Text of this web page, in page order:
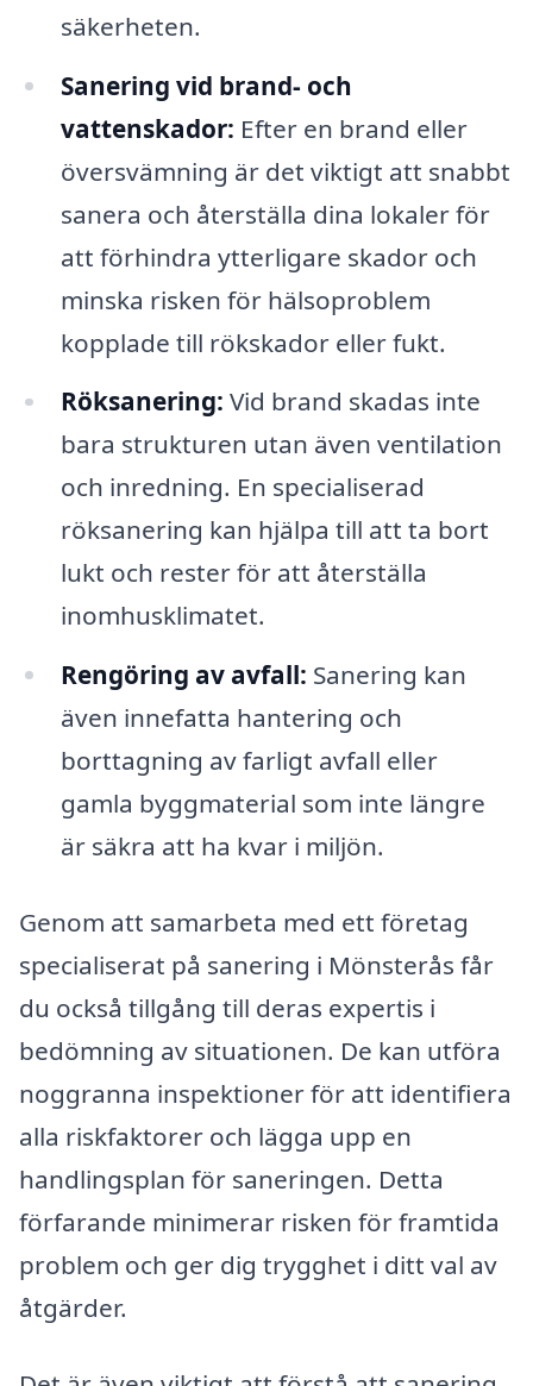
säkerheten.
Sanering vid brand- och
vattenskador: Efter en brand eller
översvämning är det viktigt att snabbt
sanera och återställa dina lokaler för
att förhindra ytterligare skador och
minska risken för hälsoproblem
kopplade till rökskador eller fukt.
Röksanering: Vid brand skadas inte
bara strukturen utan även ventilation
och inredning. En specialiserad
röksanering kan hjälpa till att ta bort
lukt och rester för att återställa
inomhusklimatet.
Rengöring av avfall: Sanering kan
även innefatta hantering och
borttagning av farligt avfall eller
gamla byggmaterial som inte längre
är säkra att ha kvar i miljön.
Genom att samarbeta med ett företag
specialiserat på sanering i Mönsterås får
du också tillgång till deras expertis i
bedömning av situationen. De kan utföra
noggranna inspektioner för att identifiera
alla riskfaktorer och lägga upp en
handlingsplan för saneringen. Detta
förfarande minimerar risken för framtida
problem och ger dig trygghet i ditt val av
åtgärder.